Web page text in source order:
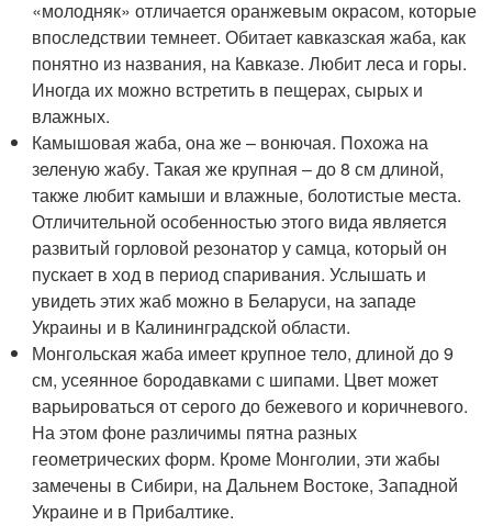
«молодняк» отличается оранжевым окрасом, которые
впоследствии темнеет. Обитает кавказская жаба, как
понятно из названия, на Кавказе. Любит леса и горы.
Иногда их можно встретить в пещерах, сырых и
влажных.
Камышовая жаба, она же – вонючая. Похожа на
зеленую жабу. Такая же крупная – до 8 см длиной,
также любит камыши и влажные, болотистые места.
Отличительной особенностью этого вида является
развитый горловой резонатор у самца, который он
пускает в ход в период спаривания. Услышать и
увидеть этих жаб можно в Беларуси, на западе
Украины и в Калининградской области.
Монгольская жаба имеет крупное тело, длиной до 9
см, усеянное бородавками с шипами. Цвет может
варьироваться от серого до бежевого и коричневого.
На этом фоне различимы пятна разных
геометрических форм. Кроме Монголии, эти жабы
замечены в Сибири, на Дальнем Востоке, Западной
Украине и в Прибалтике.